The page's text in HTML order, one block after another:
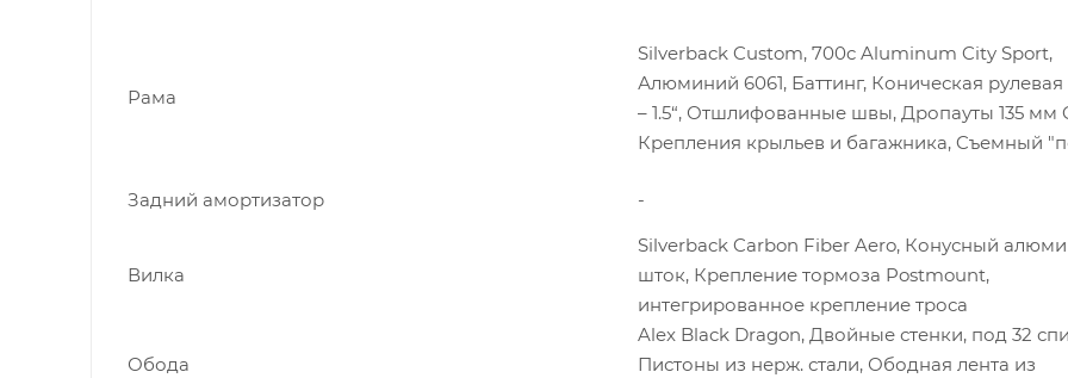
Рама
Silverback Custom, 700c Aluminum City Sport,
Алюминий 6061, Баттинг, Коническая рулевая
– 1.5“, Отшлифованные швы, Дропауты 135 мм
Крепления крыльев и багажника, Cъемный
Задний амортизатор -
Вилка
Silverback Carbon Fiber Aero, Конусный
шток, Крепление тормоза Postmount,
интегрированное крепление троса
Обода
Alex Black Dragon, Двойные стенки, под 32
Пистоны из нерж. стали, Ободная лента из